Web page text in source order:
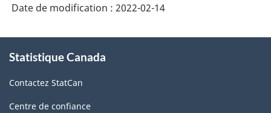
Date de modification : 2022-02-14
propos
ce
site
Statistique Canada
Contactez StatCan
Centre de confiance